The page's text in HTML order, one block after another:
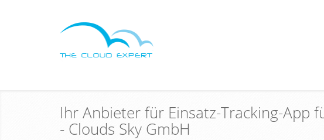
Ihr Anbieter für Einsatz-Tracking-App
- Clouds Sky GmbH